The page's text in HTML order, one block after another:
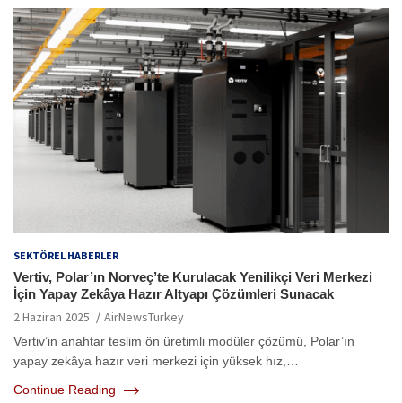
SEKTÖREL HABERLER
Vertiv, Polar’ın Norveç’te Kurulacak Yenilikçi Veri Merkezi
İçin Yapay Zekâya Hazır Altyapı Çözümleri Sunacak
2 Haziran 2025 AirNewsTurkey
Vertiv’in anahtar teslim ön üretimli modüler çözümü, Polar’ın
yapay zekâya hazır veri merkezi için yüksek hız,…
Continue Reading